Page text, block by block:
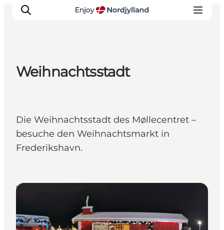
Destinationen
Guides
Veranstaltungen
Weihnachtsstadt
Die Weihnachtsstadt des Møllecentret –
besuche den Weihnachtsmarkt in
Frederikshavn.
Veranstaltungen